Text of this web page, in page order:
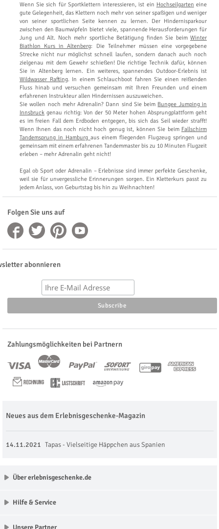
Wenn Sie sich für Sportklettern interessieren, ist ein Hochseilgarten eine
gute Gelegenheit, das Klettern noch mehr von seiner spaßigen und weniger
von seiner sportlichen Seite kennen zu lernen. Der Hindernisparkour
zwischen den Baumwipfeln bietet viele, spannende Herausforderungen für
Jung und Alt. Noch mehr sportliche Betätigung finden Sie beim Winter
Biathlon Kurs in Altenberg: Die Teilnehmer müssen eine vorgegebene
Strecke nicht nur möglichst schnell laufen, sondern danach auch noch
zielgenau mit dem Gewehr schießen! Die richtige Technik dafür, können
Sie in Altenberg lernen. Ein weiteres, spannendes Outdoor-Erlebnis ist
Wildwasser Rafting. In einem Schlauchboot fahren Sie einen reißenden
Fluss hinab und versuchen gemeinsam mit Ihren Freunden und einem
erfahrenen Instrukteur allen Hindernissen auszuweichen.
Sie wollen noch mehr Adrenalin? Dann sind Sie beim Bungee Jumping in
Innsbruck genau richtig: Von der 50 Meter hohen Absprungplattform geht
es im freien Fall dem Erdboden entgegen, bis sich das Seil wieder strafft!
Wenn Ihnen das noch nicht hoch genug ist, können Sie beim Fallschirm
Tandemsprung in Hamburg aus einem fliegenden Flugzeug springen und
gemeinsam mit einem erfahrenen Tandemmaster bis zu 10 Minuten Flugzeit
erleben – mehr Adrenalin geht nicht!
Egal ob Sport oder Adrenalin – Erlebnisse sind immer perfekte Geschenke,
weil sie für unvergessliche Erinnerungen sorgen. Ein Kletterkurs passt zu
jedem Anlass, von Geburtstag bis hin zu Weihnachten!
Folgen Sie uns auf
abonnieren
Zahlungsmöglichkeiten bei Partnern
Neues aus dem Erlebnisgeschenke-Magazin
14.11.2021 Tapas - Vielseitige Häppchen aus Spanien
Über erlebnisgeschenke.de
Hilfe & Service
Unsere Partner